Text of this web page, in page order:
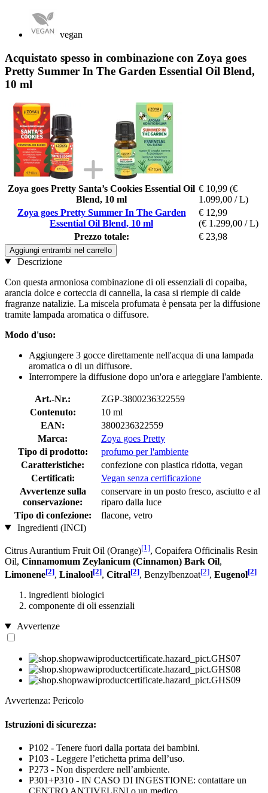
vegan
Acquistato spesso in combinazione con Zoya goes
Pretty Summer In The Garden Essential Oil Blend,
10 ml
Zoya goes Pretty Santa’s Cookies Essential Oil
Blend, 10 ml
€ 10,99 (€
1.099,00 / L)
Zoya goes Pretty Summer In The Garden
Essential Oil Blend, 10 ml
€ 12,99
(€ 1.299,00 / L)
Prezzo totale:
€ 23,98
Aggiungi entrambi nel carrello
Descrizione
Con questa armoniosa combinazione di oli essenziali di copaiba,
arancia dolce e corteccia di cannella, la casa si riempie di calde
fragranze natalizie. La miscela profumata è pensata per la diffusione
tramite lampada aromatica o diffusore.
Modo d'uso:
Aggiungere 3 gocce direttamente nell'acqua di una lampada
aromatica o di un diffusore.
Interrompere la diffusione dopo un'ora e arieggiare l'ambiente.
Art.-Nr.:
ZGP-3800236322559
Contenuto:
10 ml
EAN:
3800236322559
Marca:
Zoya goes Pretty
Tipo di prodotto:
profumo per l'ambiente
Caratteristiche:
confezione con plastica ridotta, vegan
Certificati:
Vegan senza certificazione
Avvertenze sulla
conservazione:
conservare in un posto fresco, asciutto e al
riparo dalla luce
Tipo di confezione:
flacone, vetro
Ingredienti (INCI)
Citrus Aurantium Fruit Oil (Orange)[1], Copaifera Officinalis Resin
Oil, Cinnamomum Zeylanicum (Cinnamon) Bark Oil,
Limonene[2], Linalool[2], Citral[2], Benzylbenzoat[2], Eugenol[2]
ingredienti biologici
componente di oli essenziali
Avvertenze
Avvertenza: Pericolo
Istruzioni di sicurezza:
P102 - Tenere fuori dalla portata dei bambini.
P103 - Leggere l’etichetta prima dell’uso.
P273 - Non disperdere nell’ambiente.
P301+P310 - IN CASO DI INGESTIONE: contattare un
CENTRO ANTIVELENI o un medico.